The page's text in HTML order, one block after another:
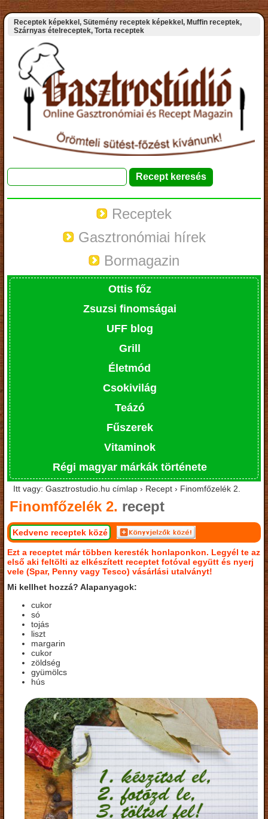
Receptek képekkel, Sütemény receptek képekkel, Muffin receptek,
Szárnyas ételreceptek, Torta receptek
Receptek
Gasztronómiai hírek
Bormagazin
Ottis főz
Zsuzsi finomságai
UFF blog
Grill
Életmód
Csokivilág
Teázó
Fűszerek
Vitaminok
Régi magyar márkák története
Itt vagy: Gasztrostudio.hu címlap › Recept › Finomfőzelék 2.
Finomfőzelék 2. recept
Kedvenc receptek közé
Ezt a receptet már többen keresték honlaponkon. Legyél te az
első aki feltölti az elkészített receptet fotóval együtt és nyerj
vele (Spar, Penny vagy Tesco) vásárlási utalványt!
Mi kellhet hozzá? Alapanyagok:
cukor
só
tojás
liszt
margarin
cukor
zöldség
gyümölcs
hús